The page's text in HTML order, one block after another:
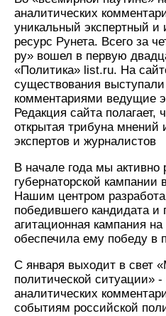
аналитических
уникальный экспертный
ресурс Рунета. Всего за
ру» вошел в первую
«Политика» list.ru. На
существования
комментариями ведущие
Редакция сайта полагает,
открытая трибуна мнений
экспертов и журналистов
В начале года мы активно
губернаторской
Нашим центром
победившего кандидата
агитационная кампания
обеспечила ему победу в
С января выходит в свет
политической ситуации»
аналитических
событиям российской